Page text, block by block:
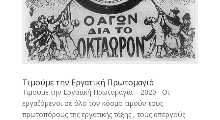
Τιμούμε την Εργατική Πρωτομαγιά
Τιμούμε την Εργατική Πρωτομαγιά – 2020 Οι
εργαζόμενοι σε όλο τον κόσμο τιμούν τους
πρωτοπόρους της εργατικής τάξης , τους απεργούς